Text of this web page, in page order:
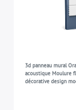
3d panneau mural
acoustique Moulure
décorative design